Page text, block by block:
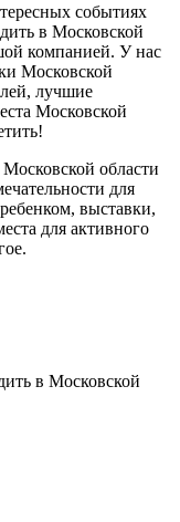
событиях
в Московской
компанией. У нас
Московской
лучшие
Московской
области
для
выставки,
для активного
в Московской